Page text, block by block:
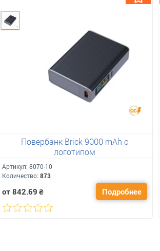
Повербанк Brick 9000 mAh с
логотипом
Артикул: 8070-10
Количество: 873
от 842.69 ₴ Подробнее